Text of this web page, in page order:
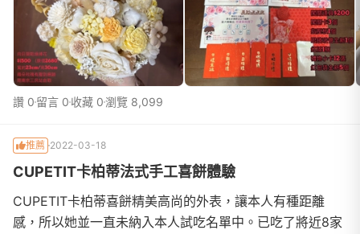
讚 0 留言 0 收藏 0瀏覽 8,099
推薦 2022-03-18
CUPETIT卡柏蒂法式手工喜餅體驗
CUPETIT卡柏蒂喜餅精美高尚的外表，讓本人有種距離
感，所以她並一直未納入本人試吃名單中。已吃了將近8家